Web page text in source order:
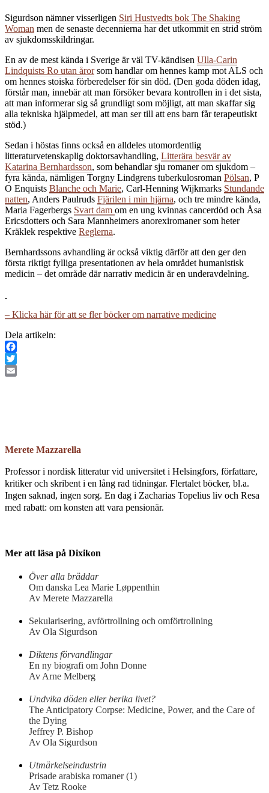
Sigurdson nämner visserligen Siri Hustvedts bok The Shaking
Woman men de senaste decennierna har det utkommit en strid ström
av sjukdomsskildringar.
En av de mest kända i Sverige är väl TV-kändisen Ulla-Carin
Lindquists Ro utan årorsom handlar om hennes kamp mot ALS och
om hennes stoiska förberedelser för sin död. (Den goda döden idag,
förstår man, innebär att man försöker bevara kontrollen in i det sista,
att man informerar sig så grundligt som möjligt, att man skaffar sig
alla tekniska hjälpmedel, att man ser till att ens barn får terapeutiskt
stöd.)
Sedan i höstas finns också en alldeles utomordentlig
litteraturvetenskaplig doktorsavhandling, Litterära besvär av
Katarina Bernhardsson, som behandlar sju romaner om sjukdom –
fyra kända, nämligen Torgny Lindgrens tuberkulosroman Pölsan, P
O Enquists Blanche och Marie, Carl-Henning Wijkmarks Stundande
natten, Anders Paulruds Fjärilen i min hjärna, och tre mindre kända,
Maria Fagerbergs Svart dam om en ung kvinnas cancerdöd och Åsa
Ericsdotters och Sara Mannheimers anorexiromaner som heter
Kräklek respektive Reglerna.
Bernhardssons avhandling är också viktig därför att den ger den
första riktigt fylliga presentationen av hela området humanistisk
medicin – det område där narrativ medicin är en underavdelning.
– Klicka här för att se fler böcker om narrative medicine
Dela artikeln:
Facebook
Twitter
Merete Mazzarella
Professor i nordisk litteratur vid universitet i Helsingfors, författare,
kritiker och skribent i en lång rad tidningar. Flertalet böcker, bl.a.
Ingen saknad, ingen sorg. En dag i Zacharias Topelius liv och Resa
med rabatt: om konsten att vara pensionär.
Mer att läsa på Dixikon
Över alla bräddar
Om danska Lea Marie Løppenthin
Av Merete Mazzarella
Sekularisering, avförtrollning och omförtrollning
Av Ola Sigurdson
Diktens förvandlingar
En ny biografi om John Donne
Av Arne Melberg
Undvika döden eller berika livet?
The Anticipatory Corpse: Medicine, Power, and the Care of
the Dying
Jeffrey P. Bishop
Av Ola Sigurdson
Utmärkelseindustrin
Prisade arabiska romaner (1)
Av Tetz Rooke